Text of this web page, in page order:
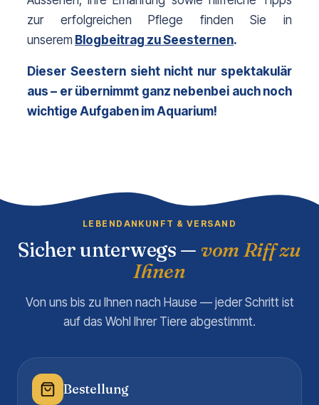
zur erfolgreichen Pflege finden Sie in
unserem Blogbeitrag zu Seesternen.
Dieser Seestern sieht nicht nur spektakulär
aus – er übernimmt ganz nebenbei auch noch
wichtige Aufgaben im Aquarium!
LEBENDANKUNFT & VERSAND
Sicher unterwegs — vom Riff zu
Ihnen
Von uns bis zu Ihnen nach Hause — jeder Schritt ist
auf das Wohl Ihrer Tiere abgestimmt.
Bestellung